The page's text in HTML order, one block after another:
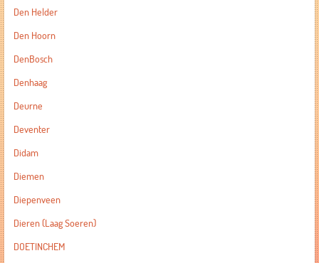
Den Helder
Den Hoorn
DenBosch
Denhaag
Deurne
Deventer
Didam
Diemen
Diepenveen
Dieren (Laag Soeren)
DOETINCHEM